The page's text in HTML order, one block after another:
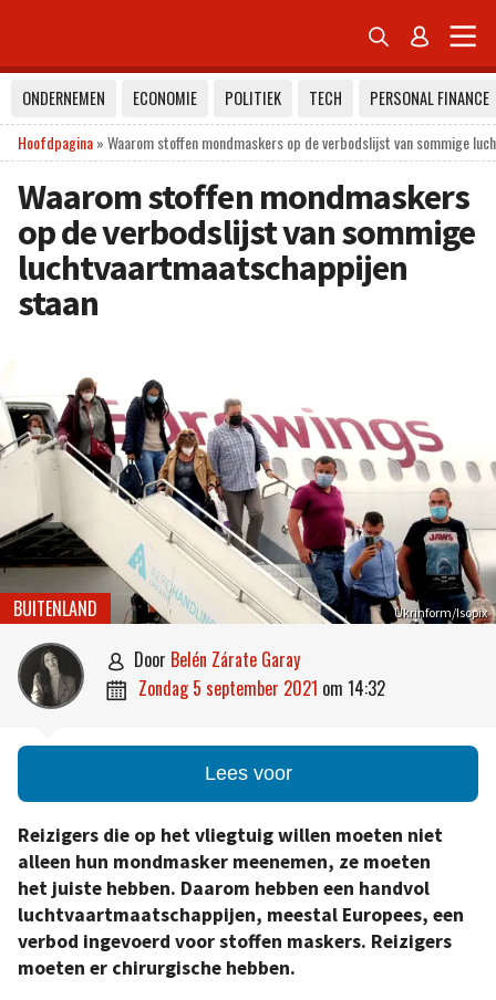
 
ONDERNEMEN ECONOMIE POLITIEK TECH
PERSONAL FINANCE
Hoofdpagina»Waarom stoffen mondmaskers op de verbodslijst van sommige
Waarom stoffen mondmaskers
op de verbodslijst van sommige
luchtvaartmaatschappijen
staan
Ukrinform/Isopix
BUITENLAND
 door Belén Zárate Garay
 zondag 5 september 2021 om 14:32
Lees voor
Reizigers die op het vliegtuig willen moeten niet
alleen hun mondmasker meenemen, ze moeten
het juiste hebben. Daarom hebben een handvol
luchtvaartmaatschappijen, meestal Europees, een
verbod ingevoerd voor stoffen maskers. Reizigers
moeten er chirurgische hebben.